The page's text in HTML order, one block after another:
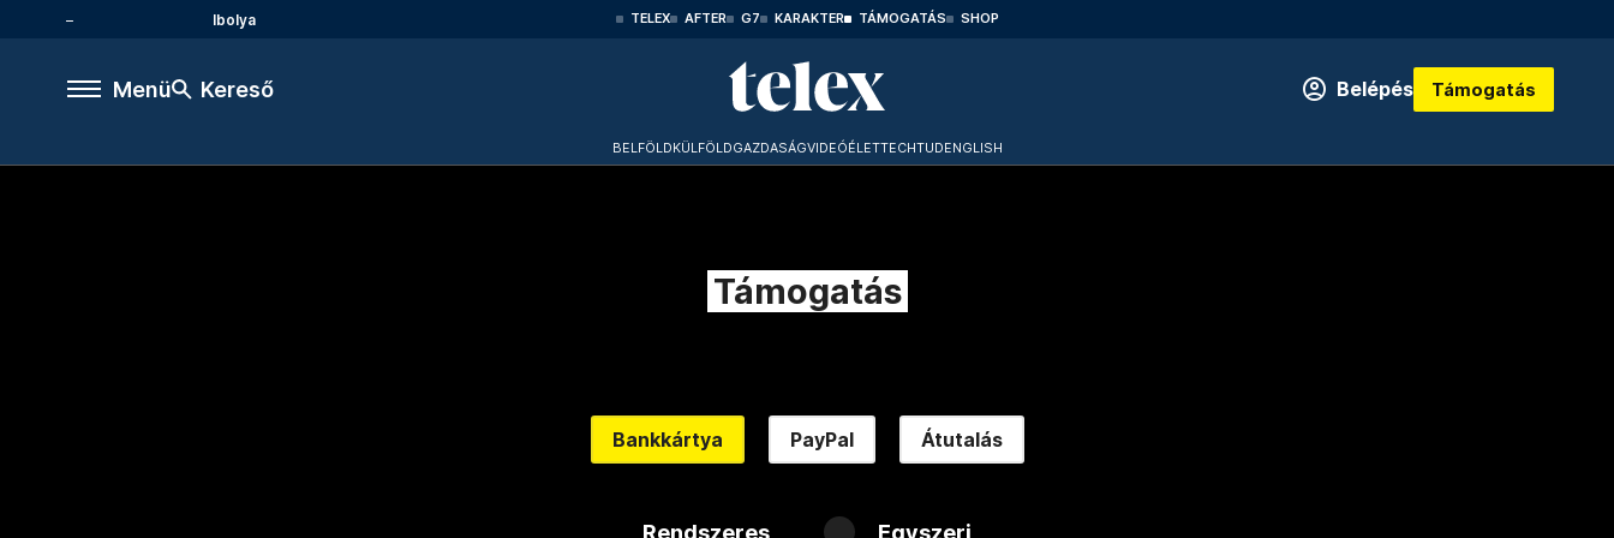
Ibolya TELEX AFTER G7 KARAKTER TÁMOGATÁS SHOP
Menü Kereső Belépés Támogatás
BELFÖLDKÜLFÖLDGAZDASÁGVIDEÓÉLETTECHTUDENGLISH
Támogatás
Bankkártya PayPal Átutalás
Rendszeres Egyszeri